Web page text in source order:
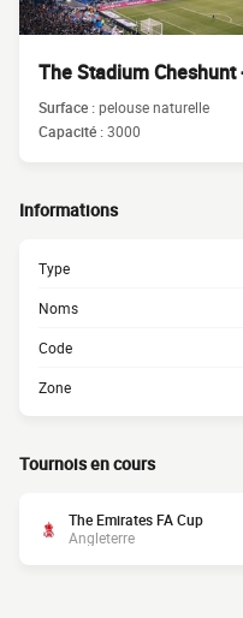
The Stadium
Surface :pelouse naturelle
Capacité :3000
Informations
Type
Noms
Code
Zone
Tournois en cours
The Emirates FA Cup
Angleterre